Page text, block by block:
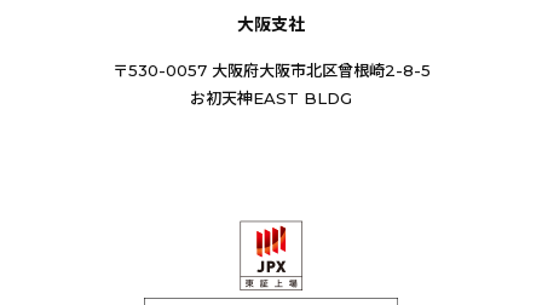
大阪支社
〒530-0057 大阪府大阪市北区曾根崎2-8-5
お初天神EAST BLDG